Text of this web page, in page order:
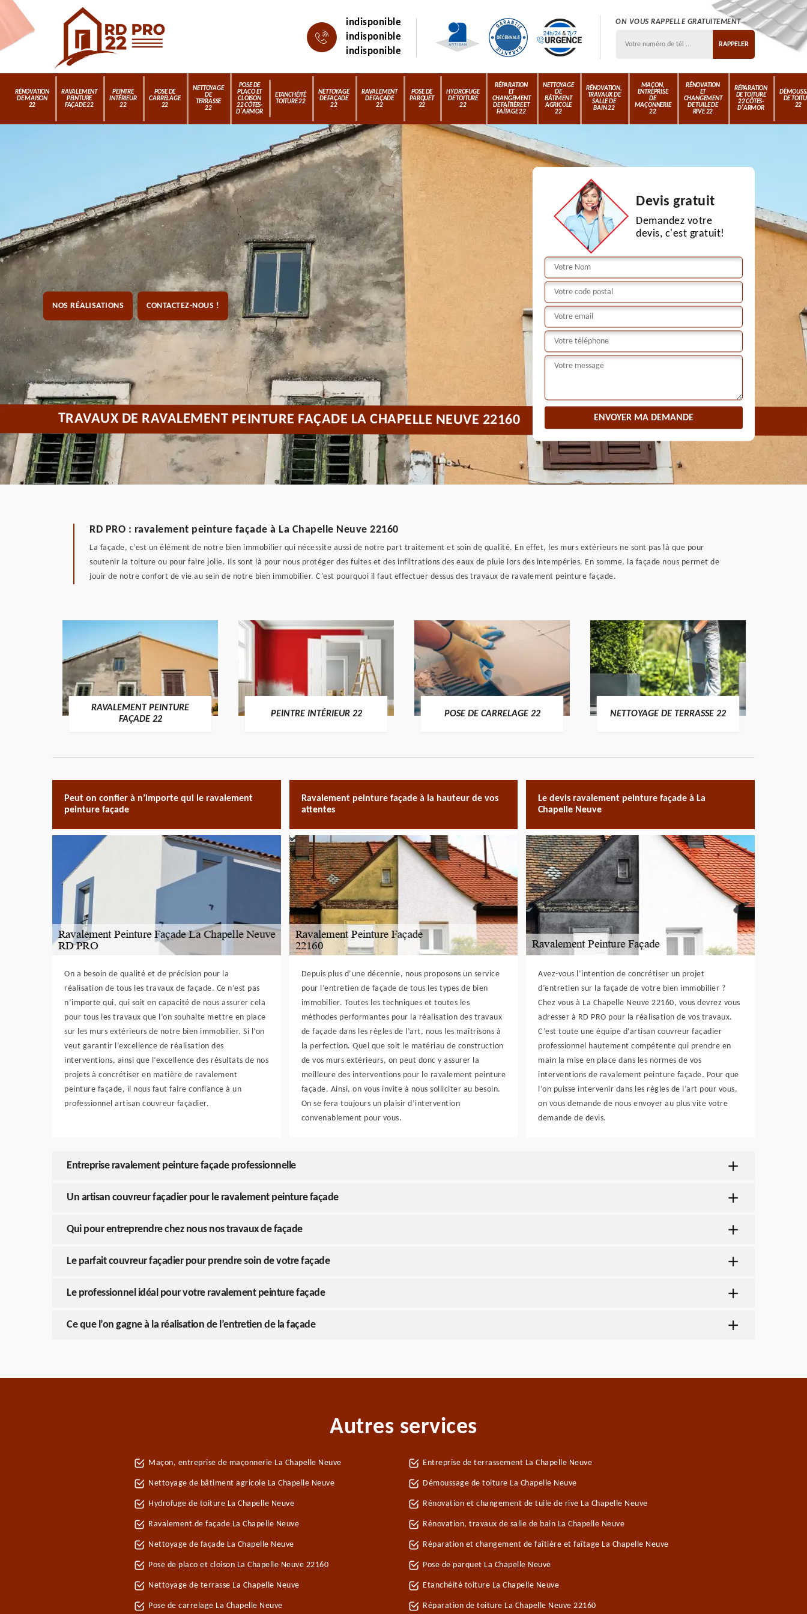
indisponible
indisponible
indisponible
ON VOUS RAPPELLE GRATUITEMENT
RÉNOVATION
DE MAISON
22
RAVALEMENT
PEINTURE
FAÇADE 22
PEINTRE
INTÉRIEUR
22
POSE DE
CARRELAGE
22
NETTOYAGE
DE
TERRASSE
22
POSE DE
PLACO ET
CLOISON
22 CÔTES-
D'ARMOR
ETANCHÉITÉ
TOITURE 22
NETTOYAGE
DE FAÇADE
22
RAVALEMENT
DE FAÇADE
22
POSE DE
PARQUET
22
HYDROFUGE
DE TOITURE
22
RÉPARATION
ET
CHANGEMENT
DE FAÎTIÈRE ET
FAÎTAGE 22
NETTOYAGE
DE
BÂTIMENT
AGRICOLE
22
RÉNOVATION,
TRAVAUX DE
SALLE DE
BAIN 22
MAÇON,
ENTREPRISE
DE
MAÇONNERIE
22
RÉNOVATION
ET
CHANGEMENT
DE TUILE DE
RIVE 22
RÉPARATION
DE TOITURE
22 CÔTES-
D'ARMOR
DE
22
NOS RÉALISATIONS CONTACTEZ-NOUS !
Devis gratuit
Demandez votre
devis, c'est gratuit!
TRAVAUX DE RAVALEMENT PEINTURE FAÇADE LA CHAPELLE NEUVE 22160
RD PRO : ravalement peinture façade à La Chapelle Neuve 22160
La façade, c’est un élément de notre bien immobilier qui nécessite aussi de notre part traitement et soin de qualité. En effet, les murs extérieurs ne sont pas là que pour
soutenir la toiture ou pour faire jolie. Ils sont là pour nous protéger des fuites et des infiltrations des eaux de pluie lors des intempéries. En somme, la façade nous permet de
jouir de notre confort de vie au sein de notre bien immobilier. C’est pourquoi il faut effectuer dessus des travaux de ravalement peinture façade.
RAVALEMENT PEINTURE
FAÇADE 22
PEINTRE INTÉRIEUR 22 POSE DE CARRELAGE 22 NETTOYAGE DE TERRASSE 22
Peut on confier à n’importe qui le ravalement
peinture façade
On a besoin de qualité et de précision pour la
réalisation de tous les travaux de façade. Ce n’est pas
n’importe qui, qui soit en capacité de nous assurer cela
pour tous les travaux que l’on souhaite mettre en place
sur les murs extérieurs de notre bien immobilier. Si l’on
veut garantir l’excellence de réalisation des
interventions, ainsi que l’excellence des résultats de nos
projets à concrétiser en matière de ravalement
peinture façade, il nous faut faire confiance à un
professionnel artisan couvreur façadier.
Ravalement peinture façade à la hauteur de vos
attentes
Depuis plus d’une décennie, nous proposons un service
pour l’entretien de façade de tous les types de bien
immobilier. Toutes les techniques et toutes les
méthodes performantes pour la réalisation des travaux
de façade dans les règles de l’art, nous les maîtrisons à
la perfection. Quel que soit le matériau de construction
de vos murs extérieurs, on peut donc y assurer la
meilleure des interventions pour le ravalement peinture
façade. Ainsi, on vous invite à nous solliciter au besoin.
On se fera toujours un plaisir d’intervention
convenablement pour vous.
Le devis ravalement peinture façade à La
Chapelle Neuve
Avez-vous l’intention de concrétiser un projet
d’entretien sur la façade de votre bien immobilier ?
Chez vous à La Chapelle Neuve 22160, vous devrez vous
adresser à RD PRO pour la réalisation de vos travaux.
C’est toute une équipe d’artisan couvreur façadier
professionnel hautement compétente qui prendre en
main la mise en place dans les normes de vos
interventions de ravalement peinture façade. Pour que
l’on puisse intervenir dans les règles de l’art pour vous,
on vous demande de nous envoyer au plus vite votre
demande de devis.
Entreprise ravalement peinture façade professionnelle
Un artisan couvreur façadier pour le ravalement peinture façade
Qui pour entreprendre chez nous nos travaux de façade
Le parfait couvreur façadier pour prendre soin de votre façade
Le professionnel idéal pour votre ravalement peinture façade
Ce que l’on gagne à la réalisation de l’entretien de la façade
Autres services
Maçon, entreprise de maçonnerie La Chapelle Neuve
Nettoyage de bâtiment agricole La Chapelle Neuve
Hydrofuge de toiture La Chapelle Neuve
Ravalement de façade La Chapelle Neuve
Nettoyage de façade La Chapelle Neuve
Pose de placo et cloison La Chapelle Neuve 22160
Nettoyage de terrasse La Chapelle Neuve
Pose de carrelage La Chapelle Neuve
Entreprise de terrassement La Chapelle Neuve
Démoussage de toiture La Chapelle Neuve
Rénovation et changement de tuile de rive La Chapelle Neuve
Rénovation, travaux de salle de bain La Chapelle Neuve
Réparation et changement de faîtière et faîtage La Chapelle Neuve
Pose de parquet La Chapelle Neuve
Etanchéité toiture La Chapelle Neuve
Réparation de toiture La Chapelle Neuve 22160